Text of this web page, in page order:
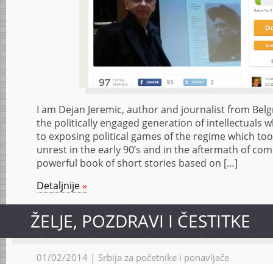
I am Dejan Jeremic, author and journalist from
the politically engaged generation of intellectuals
to exposing political games of the regime which
unrest in the early 90’s and in the aftermath of
powerful book of short stories based on […]
Detaljnije»
ŽELJE, POZDRAVI I ČESTITKE
01/02/2014 | Srbija za početnike i ponavljače